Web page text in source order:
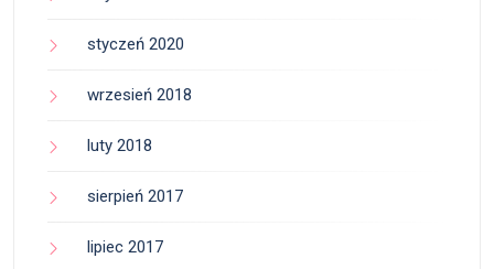
styczeń 2020
wrzesień 2018
luty 2018
sierpień 2017
lipiec 2017